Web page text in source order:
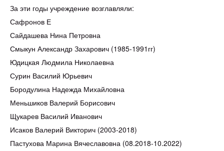
За эти годы учреждение возглавляли:
Сафронов Е
Сайдашева Нина Петровна
Смыкун Александр Захарович (1985-1991гг)
Юдицкая Людмила Николаевна
Сурин Василий Юрьевич
Бородулина Надежда Михайловна
Меньшиков Валерий Борисович
Щукарев Василий Иванович
Исаков Валерий Викторич (2003-2018)
Пастухова Марина Вячеславовна (08.2018-10.2022)